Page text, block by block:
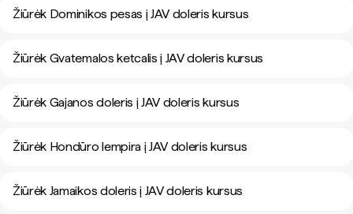
Žiūrėk Dominikos pesas į JAV doleris kursus
Žiūrėk Gvatemalos ketcalis į JAV doleris kursus
Žiūrėk Gajanos doleris į JAV doleris kursus
Žiūrėk Hondūro lempira į JAV doleris kursus
Žiūrėk Jamaikos doleris į JAV doleris kursus